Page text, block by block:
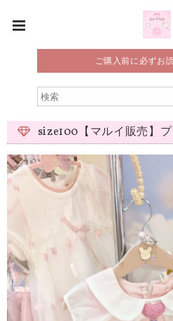
ご購入前に必ずお
size100【マルイ販売】